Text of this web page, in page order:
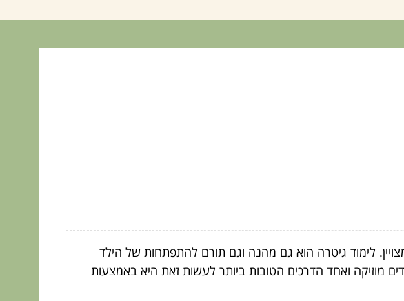
לימוד גיטרה הוא גם מהנה וגם תורם להתפתחות של הילד
מוזיקה ואחד הדרכים הטובות ביותר לעשות זאת היא באמצעות